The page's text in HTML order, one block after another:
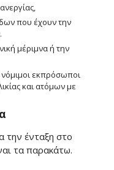
που έχουν την
μέριμνα ή την
νόμιμοι εκπρόσωποι
και ατόμων με
την ένταξη στο
τα παρακάτω.